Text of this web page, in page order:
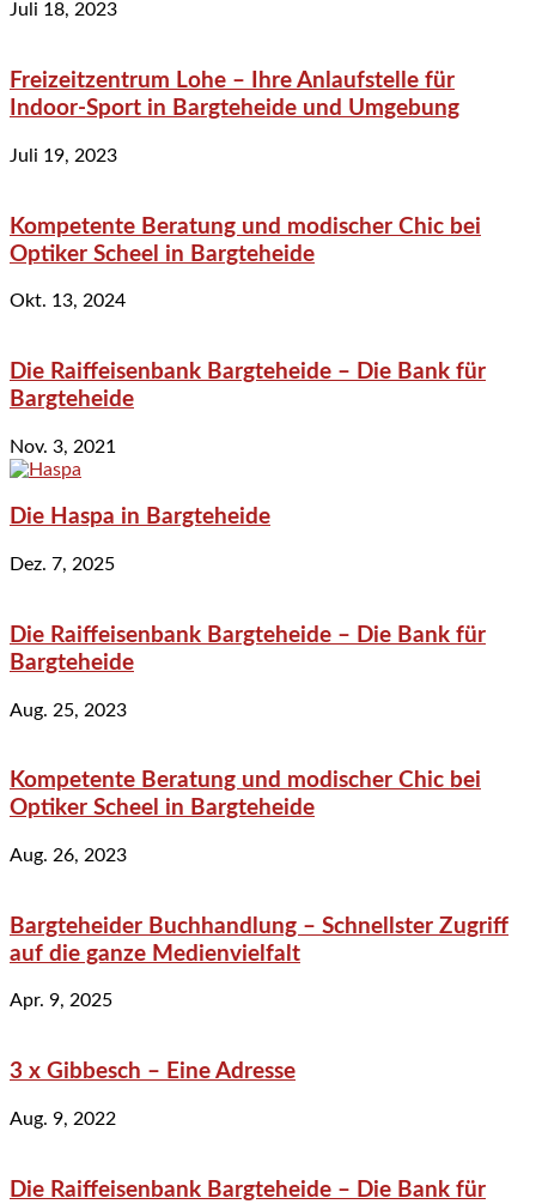
Juli 18, 2023
Freizeitzentrum Lohe – Ihre Anlaufstelle für
Indoor-Sport in Bargteheide und Umgebung
Juli 19, 2023
Kompetente Beratung und modischer Chic bei
Optiker Scheel in Bargteheide
Okt. 13, 2024
Die Raiffeisenbank Bargteheide – Die Bank für
Bargteheide
Nov. 3, 2021
Die Haspa in Bargteheide
Dez. 7, 2025
Die Raiffeisenbank Bargteheide – Die Bank für
Bargteheide
Aug. 25, 2023
Kompetente Beratung und modischer Chic bei
Optiker Scheel in Bargteheide
Aug. 26, 2023
Bargteheider Buchhandlung – Schnellster Zugriff
auf die ganze Medienvielfalt
Apr. 9, 2025
3 x Gibbesch – Eine Adresse
Aug. 9, 2022
Die Raiffeisenbank Bargteheide – Die Bank für